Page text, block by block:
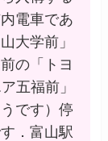
電車であ
大学前」
の「トヨ
五福前」
うです）停
．富山駅